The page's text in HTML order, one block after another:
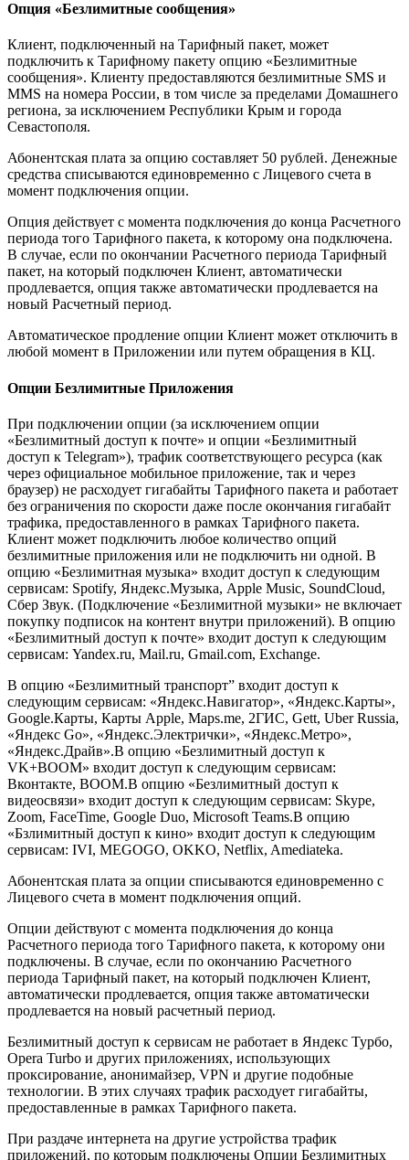
Опция «Безлимитные сообщения»
Клиент, подключенный на Тарифный пакет, может
подключить к Тарифному пакету опцию «Безлимитные
сообщения». Клиенту предоставляются безлимитные SMS и
MMS на номера России, в том числе за пределами Домашнего
региона, за исключением Республики Крым и города
Севастополя.
Абонентская плата за опцию составляет 50 рублей. Денежные
средства списываются единовременно с Лицевого счета в
момент подключения опции.
Опция действует с момента подключения до конца Расчетного
периода того Тарифного пакета, к которому она подключена.
В случае, если по окончании Расчетного периода Тарифный
пакет, на который подключен Клиент, автоматически
продлевается, опция также автоматически продлевается на
новый Расчетный период.
Автоматическое продление опции Клиент может отключить в
любой момент в Приложении или путем обращения в КЦ.
Опции Безлимитные Приложения
При подключении опции (за исключением опции
«Безлимитный доступ к почте» и опции «Безлимитный
доступ к Telegram»), трафик соответствующего ресурса (как
через официальное мобильное приложение, так и через
браузер) не расходует гигабайты Тарифного пакета и работает
без ограничения по скорости даже после окончания гигабайт
трафика, предоставленного в рамках Тарифного пакета.
Клиент может подключить любое количество опций
безлимитные приложения или не подключить ни одной. В
опцию «Безлимитная музыка» входит доступ к следующим
сервисам: Spotify, Яндекс.Музыка, Apple Music, SoundCloud,
Сбер Звук. (Подключение «Безлимитной музыки» не включает
покупку подписок на контент внутри приложений). В опцию
«Безлимитный доступ к почте» входит доступ к следующим
сервисам: Yandex.ru, Mail.ru, Gmail.com, Exchange.
В опцию «Безлимитный транспорт” входит доступ к
следующим сервисам: «Яндекс.Навигатор», «Яндекс.Карты»,
Google.Карты, Карты Apple, Maps.me, 2ГИС, Gett, Uber Russia,
«Яндекс Go», «Яндекс.Электрички», «Яндекс.Метро»,
«Яндекс.Драйв».В опцию «Безлимитный доступ к
VK+BOOM» входит доступ к следующим сервисам:
Вконтакте, BOOM.В опцию «Безлимитный доступ к
видеосвязи» входит доступ к следующим сервисам: Skype,
Zoom, FaceTime, Google Duo, Microsoft Teams.В опцию
«Бзлимитный доступ к кино» входит доступ к следующим
сервисам: IVI, MEGOGO, OKKO, Netflix, Amediateka.
Абонентская плата за опции списываются единовременно с
Лицевого счета в момент подключения опций.
Опции действуют с момента подключения до конца
Расчетного периода того Тарифного пакета, к которому они
подключены. В случае, если по окончанию Расчетного
периода Тарифный пакет, на который подключен Клиент,
автоматически продлевается, опция также автоматически
продлевается на новый расчетный период.
Безлимитный доступ к сервисам не работает в Яндекс Турбо,
Opera Turbo и других приложениях, использующих
проксирование, анонимайзер, VPN и другие подобные
технологии. В этих случаях трафик расходует гигабайты,
предоставленные в рамках Тарифного пакета.
При раздаче интернета на другие устройства трафик
приложений, по которым подключены Опции Безлимитных